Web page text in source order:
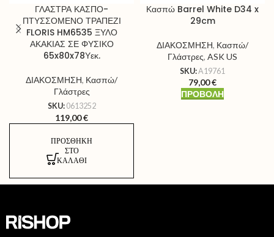
ΓΛΑΣΤΡΑ ΚΑΣΠΟ-
ΠΤΥΣΣΟΜΕΝΟ ΤΡΑΠΕΖΙ
FLORIS HM6535 ΞΥΛΟ
ΑΚΑΚΙΑΣ ΣΕ ΦΥΣΙΚΟ
65x80x78Υεκ.
ΔΙΑΚΟΣΜΗΣΗ, Κασπώ/
Γλάστρες
SKU: 0613252
119,00€
ΠΡΟΣΘΉΚΗ
ΣΤΟ
ΚΑΛΆΘΙ
Κασπώ Barrel White D34 x
29cm
ΔΙΑΚΟΣΜΗΣΗ, Κασπώ/
Γλάστρες, ASK US
SKU:A19761
79,00€
ΠΡΟΒΟΛΉ